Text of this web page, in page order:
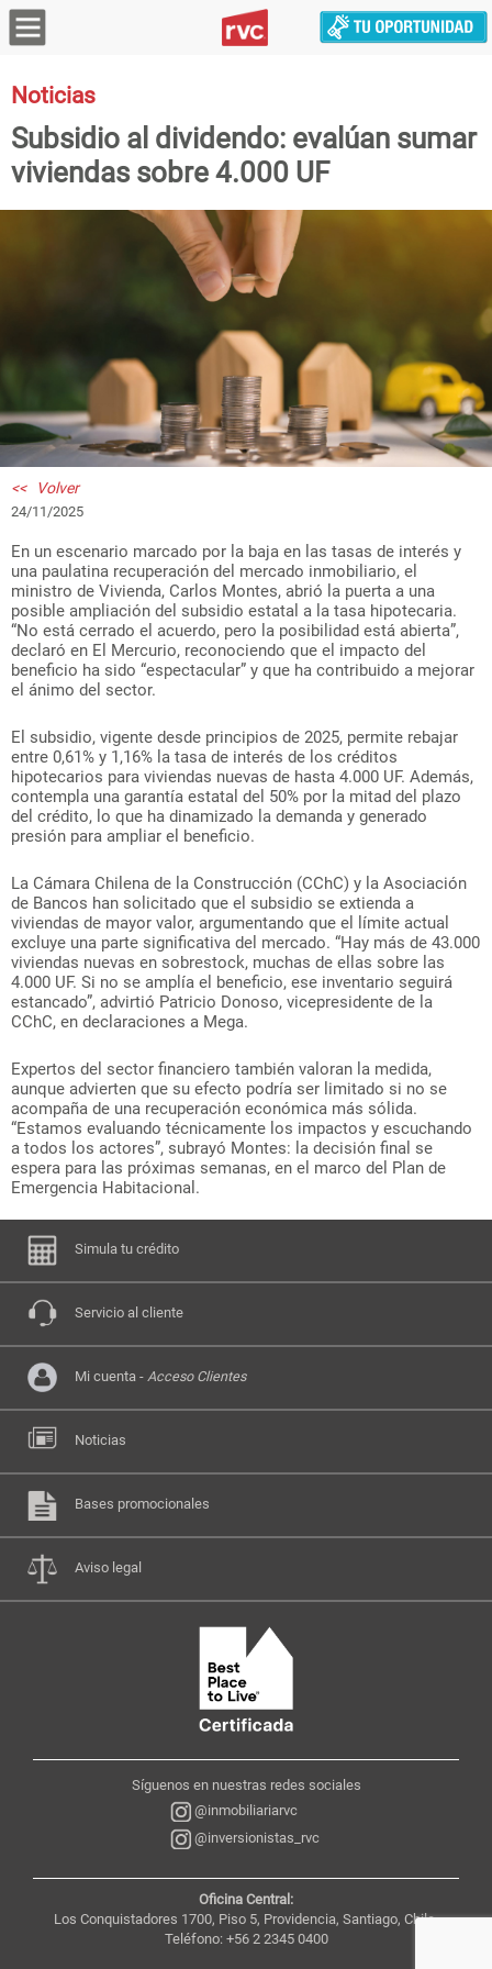
Noticias
Subsidio al dividendo: evalúan sumar
viviendas sobre 4.000 UF
<< Volver
24/11/2025
En un escenario marcado por la baja en las tasas de interés y
una paulatina recuperación del mercado inmobiliario, el
ministro de Vivienda, Carlos Montes, abrió la puerta a una
posible ampliación del subsidio estatal a la tasa hipotecaria.
“No está cerrado el acuerdo, pero la posibilidad está abierta”,
declaró en El Mercurio, reconociendo que el impacto del
beneficio ha sido “espectacular” y que ha contribuido a mejorar
el ánimo del sector.
El subsidio, vigente desde principios de 2025, permite rebajar
entre 0,61% y 1,16% la tasa de interés de los créditos
hipotecarios para viviendas nuevas de hasta 4.000 UF. Además,
contempla una garantía estatal del 50% por la mitad del plazo
del crédito, lo que ha dinamizado la demanda y generado
presión para ampliar el beneficio.
La Cámara Chilena de la Construcción (CChC) y la Asociación
de Bancos han solicitado que el subsidio se extienda a
viviendas de mayor valor, argumentando que el límite actual
excluye una parte significativa del mercado. “Hay más de 43.000
viviendas nuevas en sobrestock, muchas de ellas sobre las
4.000 UF. Si no se amplía el beneficio, ese inventario seguirá
estancado”, advirtió Patricio Donoso, vicepresidente de la
CChC, en declaraciones a Mega.
Expertos del sector financiero también valoran la medida,
aunque advierten que su efecto podría ser limitado si no se
acompaña de una recuperación económica más sólida.
“Estamos evaluando técnicamente los impactos y escuchando
a todos los actores”, subrayó Montes: la decisión final se
espera para las próximas semanas, en el marco del Plan de
Emergencia Habitacional.
Simula tu crédito
Servicio al cliente
Mi cuenta - Acceso Clientes
Noticias
Bases promocionales
Aviso legal
Síguenos en nuestras redes sociales
@inmobiliariarvc
@inversionistas_rvc
Oficina Central:
Los Conquistadores 1700, Piso 5, Providencia, Santiago, Chile,
Teléfono: +56 2 2345 0400